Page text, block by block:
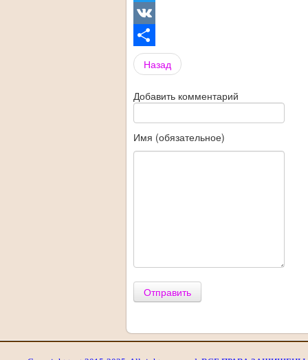
Twitter
VK
Share
Назад
Добавить комментарий
Имя (обязательное)
Отправить